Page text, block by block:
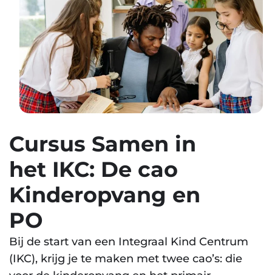
Cursus Samen in
het IKC: De cao
Kinderopvang en
PO
Bij de start van een Integraal Kind Centrum
(IKC), krijg je te maken met twee cao’s: die